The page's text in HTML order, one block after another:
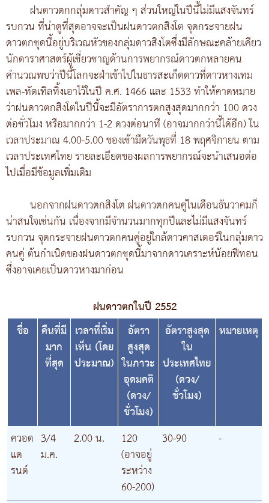
ฝนดาวตกกลุ่มดาวสำคัญ ๆ ส่วนใหญ่ในปีนี้ไม่มีแสงจันทร์
รบกวน ที่น่าดูที่สุดอาจจะเป็นฝนดาวตกสิงโต จุดกระจายฝน
ดาวตกชุดนี้อยู่บริเวณหัวของกลุ่มดาวสิงโตซึ่งมีลักษณะคล้ายเคียว
นักดาราศาสตร์ผู้เชี่ยวชาญด้านการพยากรณ์ดาวตกหลายคน
คำนวณพบว่าปีนี้โลกจะฝ่าเข้าไปในธารสะเก็ดดาวที่ดาวหางเทม
เพล-ทัตเทิลทิ้งเอาไว้ในปี ค.ศ. 1466 และ 1533 ทำให้คาดหมาย
ว่าฝนดาวตกสิงโตในปีนี้จะมีอัตราการตกสูงสุดมากกว่า 100 ดวง
ต่อชั่วโมง หรือมากกว่า 1-2 ดวงต่อนาที (อาจมากกว่านี้ได้อีก) ใน
เวลาประมาณ 4.00-5.00 ของเช้ามืดวันพุธที่ 18 พฤศจิกายน ตาม
เวลาประเทศไทย รายละเอียดของผลการพยากรณ์จะนำเสนอต่อ
ไปเมื่อมีข้อมูลเพิ่มเติม
นอกจากฝนดาวตกสิงโต ฝนดาวตกคนคู่ในเดือนธันวาคมก็
น่าสนใจเช่นกัน เนื่องจากมีจำนวนมากทุกปีและไม่มีแสงจันทร์
รบกวน จุดกระจายฝนดาวตกคนคู่อยู่ใกล้ดาวคาสเตอร์ในกลุ่มดาว
คนคู่ ต้นกำเนิดของฝนดาวตกชุดนี้มาจากดาวเคราะห์น้อยฟีทอน
ซึ่งอาจเคยเป็นดาวหางมาก่อน
ฝนดาวตกในปี 2552
ชื่อ
คืนที่มี
มาก
ที่สุด
เวลาที่เริ่ม
เห็น (โดย
ประมาณ)
อัตรา
สูงสุด
ในภาวะ
อุดมคติ
(ดวง/
ชั่วโมง)
อัตราสูงสุด
ใน
ประเทศไทย
(ดวง/
ชั่วโมง)
หมายเหตุ
ควอด
แด
รนต์
3/4
ม.ค.
2.00 น. 120
(อาจอยู่
ระหว่าง
60-200)
30-90 -